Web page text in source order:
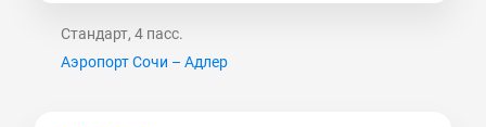
Стандарт, 4 пасс.
Аэропорт Сочи – Адлер